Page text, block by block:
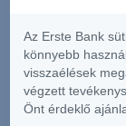
EUR/
Az elmúlt
szemben esés
Az Erste Bank
könnyebb
visszaélések
végzett
Önt érdeklő